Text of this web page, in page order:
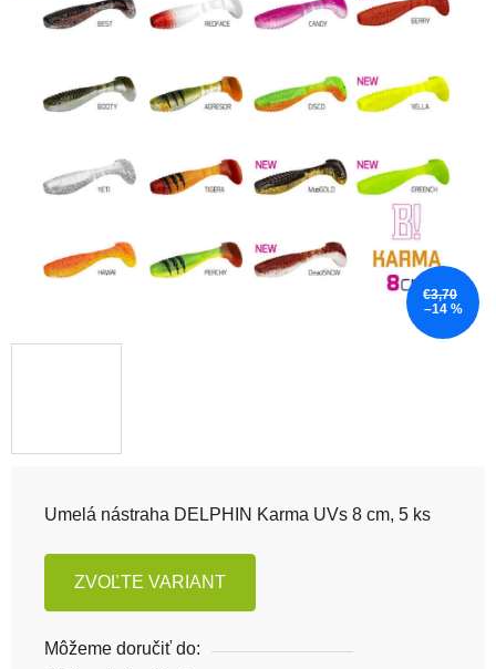
Umelá nástraha DELPHIN Karma UVs 8 cm, 5 ks
ZVOĽTE VARIANT
Môžeme doručiť do:
€3,70
–14 %